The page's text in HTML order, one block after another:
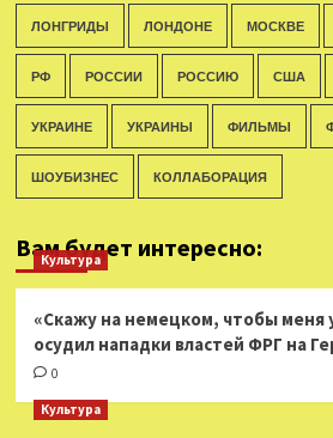
ЛОНГРИДЫ ЛОНДОНЕ МОСКВЕ
РФ РОССИИ РОССИЮ США
УКРАИНЕ УКРАИНЫ ФИЛЬМЫ
ШОУБИЗНЕС КОЛЛАБОРАЦИЯ
Вам будет интересно:
Культура
«Скажу на немецком, чтобы меня
осудил нападки властей ФРГ на
0
Культура